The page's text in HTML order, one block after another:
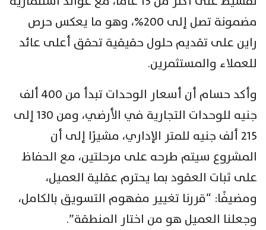
مضمونة تصل إلى 200%، وهو ما يعكس حرص
راين على تقديم حلول حقيقية تحقق أعلى عائد
للعملاء والمستثمرين.
وأكد حسام أن أسعار الوحدات تبدأ من 400 ألف
جنيه للوحدات التجارية في الأرضي، ومن 130 إلى
215 ألف جنيه للمتر الإداري، مشيرًا إلى أن
المشروع سيتم طرحه على مرحلتين، مع الحفاظ
على ثبات العقود بما يحترم عقلية العميل،
ومضيفًا: “قررنا تغيير مفهوم التسويق بالكامل،
وجعلنا العميل هو من اختار المنطقة”.